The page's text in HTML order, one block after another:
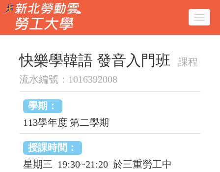
到
要
Toggle
新
北
動
(logo
勞
工
學
(logo
首頁 課程查詢
快樂學韓語 發音入門班
課程
流水編號：1016392008
學期：
113學年度 第二學期
授課時間：
星期三 19:30~21:20 於三重勞工中